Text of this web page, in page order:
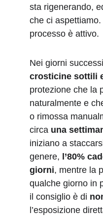
sta rigenerando,
che ci
processo è attivo.
Nei giorni
crosticine sottili
protezione che la
naturalmente e
o rimossa
circa una
iniziano a
genere, l’80%
giorni, mentre la
qualche giorno in
il consiglio è di
l’esposizione